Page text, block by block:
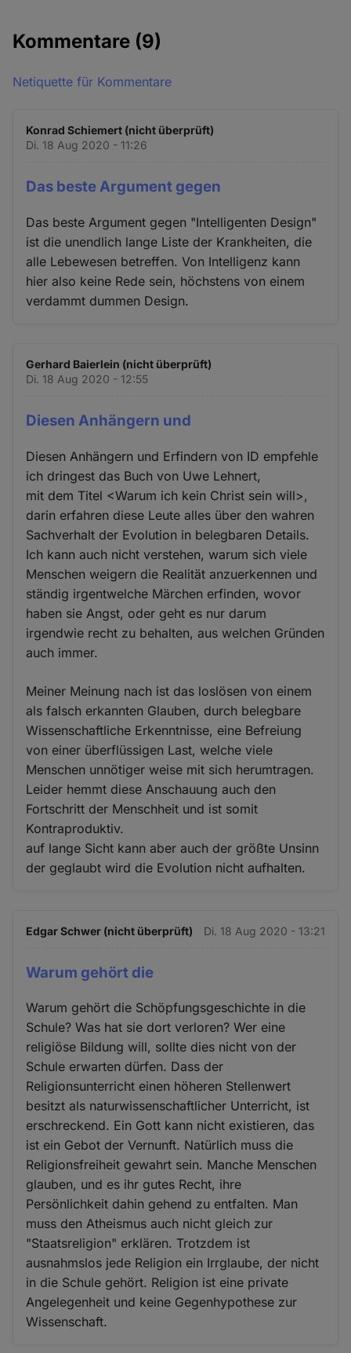
Kommentare (9)
Netiquette für Kommentare
Konrad Schiemert (nicht überprüft)
Di. 18 Aug 2020 - 11:26
Das beste Argument gegen
Das beste Argument gegen "Intelligenten Design"
ist die unendlich lange Liste der Krankheiten, die
alle Lebewesen betreffen. Von Intelligenz kann
hier also keine Rede sein, höchstens von einem
verdammt dummen Design.
Gerhard Baierlein (nicht überprüft)
Di. 18 Aug 2020 - 12:55
Diesen Anhängern und
Diesen Anhängern und Erfindern von ID empfehle
ich dringest das Buch von Uwe Lehnert,
mit dem Titel <Warum ich kein Christ sein will>,
darin erfahren diese Leute alles über den wahren
Sachverhalt der Evolution in belegbaren Details.
Ich kann auch nicht verstehen, warum sich viele
Menschen weigern die Realität anzuerkennen und
ständig irgentwelche Märchen erfinden, wovor
haben sie Angst, oder geht es nur darum
irgendwie recht zu behalten, aus welchen Gründen
auch immer.
Meiner Meinung nach ist das loslösen von einem
als falsch erkannten Glauben, durch belegbare
Wissenschaftliche Erkenntnisse, eine Befreiung
von einer überflüssigen Last, welche viele
Menschen unnötiger weise mit sich herumtragen.
Leider hemmt diese Anschauung auch den
Fortschritt der Menschheit und ist somit
Kontraproduktiv.
auf lange Sicht kann aber auch der größte Unsinn
der geglaubt wird die Evolution nicht aufhalten.
Edgar Schwer (nicht überprüft) Di. 18 Aug 2020 - 13:21
Warum gehört die
Warum gehört die Schöpfungsgeschichte in die
Schule? Was hat sie dort verloren? Wer eine
religiöse Bildung will, sollte dies nicht von der
Schule erwarten dürfen. Dass der
Religionsunterricht einen höheren Stellenwert
besitzt als naturwissenschaftlicher Unterricht, ist
erschreckend. Ein Gott kann nicht existieren, das
ist ein Gebot der Vernunft. Natürlich muss die
Religionsfreiheit gewahrt sein. Manche Menschen
glauben, und es ihr gutes Recht, ihre
Persönlichkeit dahin gehend zu entfalten. Man
muss den Atheismus auch nicht gleich zur
"Staatsreligion" erklären. Trotzdem ist
ausnahmslos jede Religion ein Irrglaube, der nicht
in die Schule gehört. Religion ist eine private
Angelegenheit und keine Gegenhypothese zur
Wissenschaft.